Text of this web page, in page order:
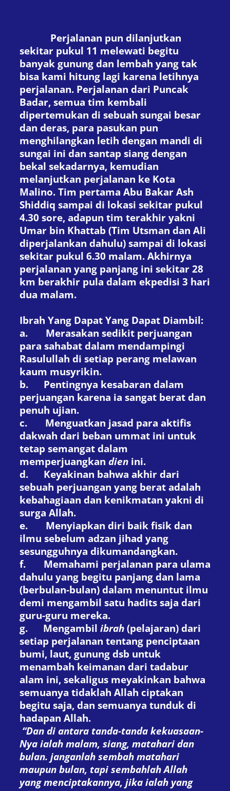
Perjalanan pun dilanjutkan
sekitar pukul 11 melewati begitu
banyak gunung dan lembah yang tak
bisa kami hitung lagi karena letihnya
perjalanan. Perjalanan dari Puncak
Badar, semua tim kembali
dipertemukan di sebuah sungai besar
dan deras, para pasukan pun
menghilangkan letih dengan mandi di
sungai ini dan santap siang dengan
bekal sekadarnya, kemudian
melanjutkan perjalanan ke Kota
Malino. Tim pertama Abu Bakar Ash
Shiddiq sampai di lokasi sekitar pukul
4.30 sore, adapun tim terakhir yakni
Umar bin Khattab (Tim Utsman dan Ali
diperjalankan dahulu) sampai di lokasi
sekitar pukul 6.30 malam. Akhirnya
perjalanan yang panjang ini sekitar 28
km berakhir pula dalam ekpedisi 3 hari
dua malam.
Ibrah Yang Dapat Yang Dapat Diambil:
a.
Merasakan sedikit perjuangan
para sahabat dalam mendampingi
Rasulullah di setiap perang melawan
kaum musyrikin.
b.
Pentingnya kesabaran dalam
perjuangan karena ia sangat berat dan
penuh ujian.
c.
Menguatkan jasad para aktifis
dakwah dari beban ummat ini untuk
tetap semangat dalam
memperjuangkan dien ini.
d.
Keyakinan bahwa akhir dari
sebuah perjuangan yang berat adalah
kebahagiaan dan kenikmatan yakni di
surga Allah.
e.
Menyiapkan diri baik fisik dan
ilmu sebelum adzan jihad yang
sesungguhnya dikumandangkan.
f.
Memahami perjalanan para ulama
dahulu yang begitu panjang dan lama
(berbulan-bulan) dalam menuntut ilmu
demi mengambil satu hadits saja dari
guru-guru mereka.
g.
Mengambil ibrah (pelajaran) dari
setiap perjalanan tentang penciptaan
bumi, laut, gunung dsb untuk
menambah keimanan dari tadabur
alam ini, sekaligus meyakinkan bahwa
semuanya tidaklah Allah ciptakan
begitu saja, dan semuanya tunduk di
hadapan Allah.
“Dan di antara tanda-tanda kekuasaan-
Nya ialah malam, siang, matahari dan
bulan. janganlah sembah matahari
maupun bulan, tapi sembahlah Allah
yang menciptakannya, jika ialah yang